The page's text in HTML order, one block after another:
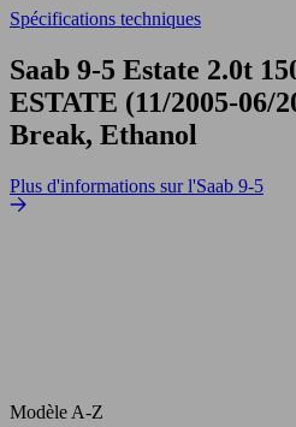
Spécifications techniques
Saab 9-5 Estate 2.0t
ESTATE (11/2005-06/
Break, Ethanol
Plus d'informations sur l'Saab 9-5
Modèle A-Z